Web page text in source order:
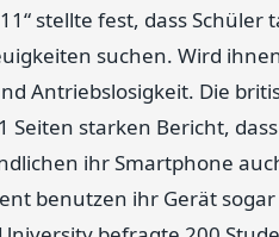
stellte fest, dass
suchen. Wird
Antriebslosigkeit. Die
Seiten starken Bericht,
ihr Smartphone
benutzen ihr Gerät